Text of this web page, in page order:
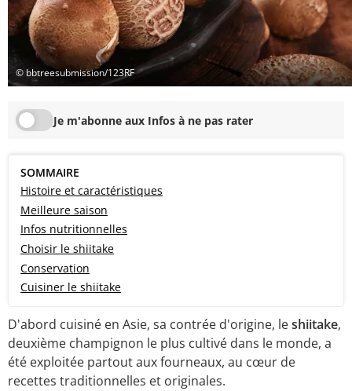
© bbtreesubmission/123RF
Je m'abonne aux Infos à ne pas rater
SOMMAIRE
Histoire et caractéristiques
Meilleure saison
Infos nutritionnelles
Choisir le shiitake
Conservation
Cuisiner le shiitake
D'abord cuisiné en Asie, sa contrée d'origine, leshiitake,
deuxième champignon le plus cultivé dans le monde, a
été exploitée partout aux fourneaux, au cœur de
recettes traditionnelles et originales.